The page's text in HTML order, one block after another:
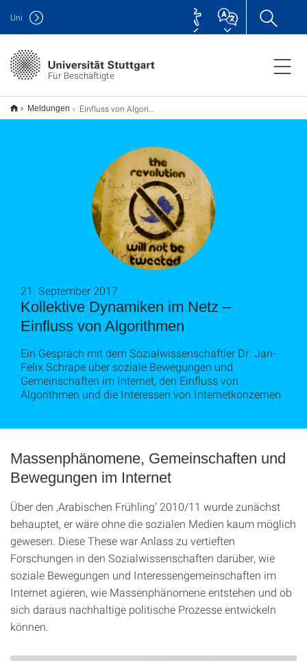
Für Beschäftigte
Uni
Meldungen Einfluss von Algorithmen
Kollektive Dynamiken im Netz –
Einfluss von Algorithmen
21. September 2017
Ein Gespräch mit dem Sozialwissenschaftler Dr. Jan-
Felix Schrape über soziale Bewegungen und
Gemeinschaften im Internet, den Einfluss von
Algorithmen und die Interessen von Internetkonzernen.
Massenphänomene, Gemeinschaften und
Bewegungen im Internet
Über den ‚Arabischen Frühling‘ 2010/11 wurde zunächst
behauptet, er wäre ohne die sozialen Medien kaum möglich
gewesen. Diese These war Anlass zu vertieften
Forschungen in den Sozialwissenschaften darüber, wie
soziale Bewegungen und Interessengemeinschaften im
Internet agieren, wie Massenphänomene entstehen und ob
sich daraus nachhaltige politische Prozesse entwickeln
können.